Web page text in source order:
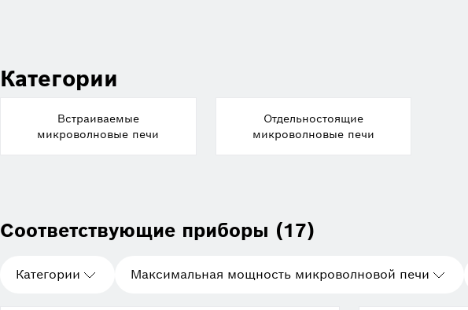
Категории
Встраиваемые
микроволновые печи
Отдельностоящие
микроволновые печи
Соответствующие приборы (17)
Категории Максимальная мощность микроволновой печи